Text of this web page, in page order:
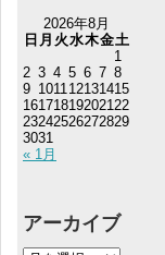
2026年8月
日 月 火水木金土
« 1月
1
2 3 4 5 6 7 8
9 1011 12131415
161718192021 22
23242526272829
3031
アーカイブ